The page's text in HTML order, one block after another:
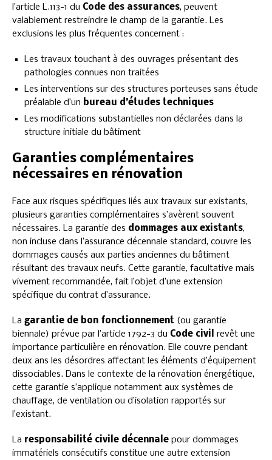
l’article L.113-1 du Code des assurances, peuvent
valablement restreindre le champ de la garantie. Les
exclusions les plus fréquentes concernent :
Les travaux touchant à des ouvrages présentant des
pathologies connues non traitées
Les interventions sur des structures porteuses sans étude
préalable d’un bureau d’études techniques
Les modifications substantielles non déclarées dans la
structure initiale du bâtiment
Garanties complémentaires
nécessaires en rénovation
Face aux risques spécifiques liés aux travaux sur existants,
plusieurs garanties complémentaires s’avèrent souvent
nécessaires. La garantie des dommages aux existants,
non incluse dans l’assurance décennale standard, couvre les
dommages causés aux parties anciennes du bâtiment
résultant des travaux neufs. Cette garantie, facultative mais
vivement recommandée, fait l’objet d’une extension
spécifique du contrat d’assurance.
La garantie de bon fonctionnement (ou garantie
biennale) prévue par l’article 1792-3 du Code civil
revêt une
importance particulière en rénovation. Elle couvre pendant
deux ans les désordres affectant les éléments d’équipement
dissociables. Dans le contexte de la rénovation énergétique,
cette garantie s’applique notamment aux systèmes de
chauffage, de ventilation ou d’isolation rapportés sur
l’existant.
La responsabilité civile décennale pour dommages
immatériels consécutifs constitue une autre extension